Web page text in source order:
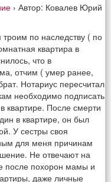
› Автор: Ковалев Юрий
по наследству ( по
квартира в
что в
отчим ( умер ранее,
Нотариус пересчитал
необходимо подписать
квартире. После смерти
в квартире, он был
У сестры своя
для меня причинам
Не отвечают на
после похорон мамы и
даже личные